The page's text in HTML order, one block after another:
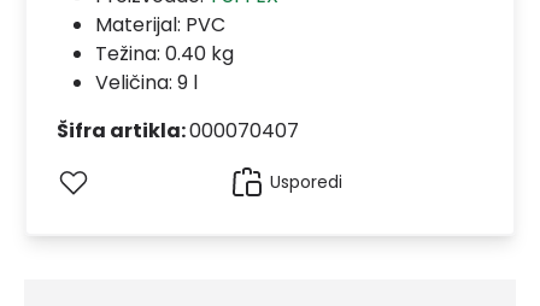
Materijal: PVC
Težina: 0.40 kg
Veličina: 9 l
Šifra artikla:000070407
Usporedi